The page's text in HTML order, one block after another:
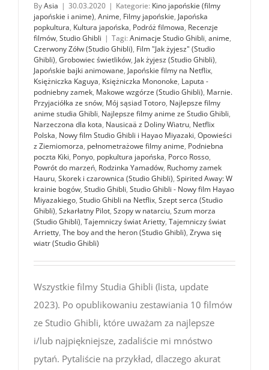
ByAsia | 30.03.2020 | Kategorie: Kino japońskie (filmy
japońskie i anime), Anime, Filmy japońskie, Japońska
popkultura, Kultura japońska, Podróż filmowa, Recenzje
filmów, Studio Ghibli | Tagi: Animacje Studio Ghibli, anime,
Czerwony Zółw (Studio Ghibli), Film "Jak żyjesz" (Studio
Ghibli), Grobowiec świetlików, Jak żyjesz (Studio Ghibli),
Japońskie bajki animowane, Japońskie filmy na Netflix,
Księżniczka Kaguya, Księżniczka Mononoke, Laputa -
podniebny zamek, Makowe wzgórze (Studio Ghibli), Marnie.
Przyjaciółka ze snów, Mój sąsiad Totoro, Najlepsze filmy
anime studia Ghibli, Najlepsze filmy anime ze Studio Ghibli,
Narzeczona dla kota, Nausicaä z Doliny Wiatru, Netflix
Polska, Nowy film Studio Ghibli i Hayao Miyazaki, Opowieści
z Ziemiomorza, pełnometrażowe filmy anime, Podniebna
poczta Kiki, Ponyo, popkultura japońska, Porco Rosso,
Powrót do marzeń, Rodzinka Yamadów, Ruchomy zamek
Hauru, Skorek i czarownica (Studio Ghibli), Spirited Away: W
krainie bogów, Studio Ghibli, Studio Ghibli - Nowy film Hayao
Miyazakiego, Studio Ghibli na Netflix, Szept serca (Studio
Ghibli), Szkarłatny Pilot, Szopy w natarciu, Szum morza
(Studio Ghibli), Tajemniczy świat Arietty, Tajemniczy świat
Arrietty, The boy and the heron (Studio Ghibli), Zrywa się
wiatr (Studio Ghibli)
Wszystkie filmy Studia Ghibli (lista, update
2023). Po opublikowaniu zestawiania 10 filmów
ze Studio Ghibli, które uważam za najlepsze
i/lub najpiękniejsze, zadaliście mi mnóstwo
pytań. Pytaliście na przykład, dlaczego akurat